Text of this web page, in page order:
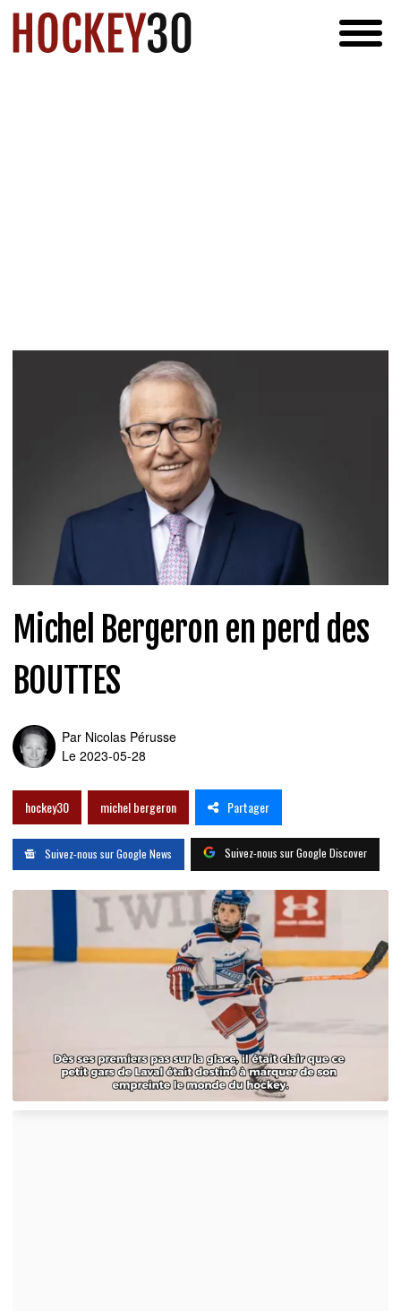
Michel Bergeron en perd des
BOUTTES
Par Nicolas Pérusse
Le 2023-05-28
hockey30 michel bergeron Partager
Suivez-nous sur Google News Suivez-nous sur Google Discover